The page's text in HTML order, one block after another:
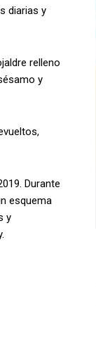
diarias y
relleno
y
Durante
esquema
y